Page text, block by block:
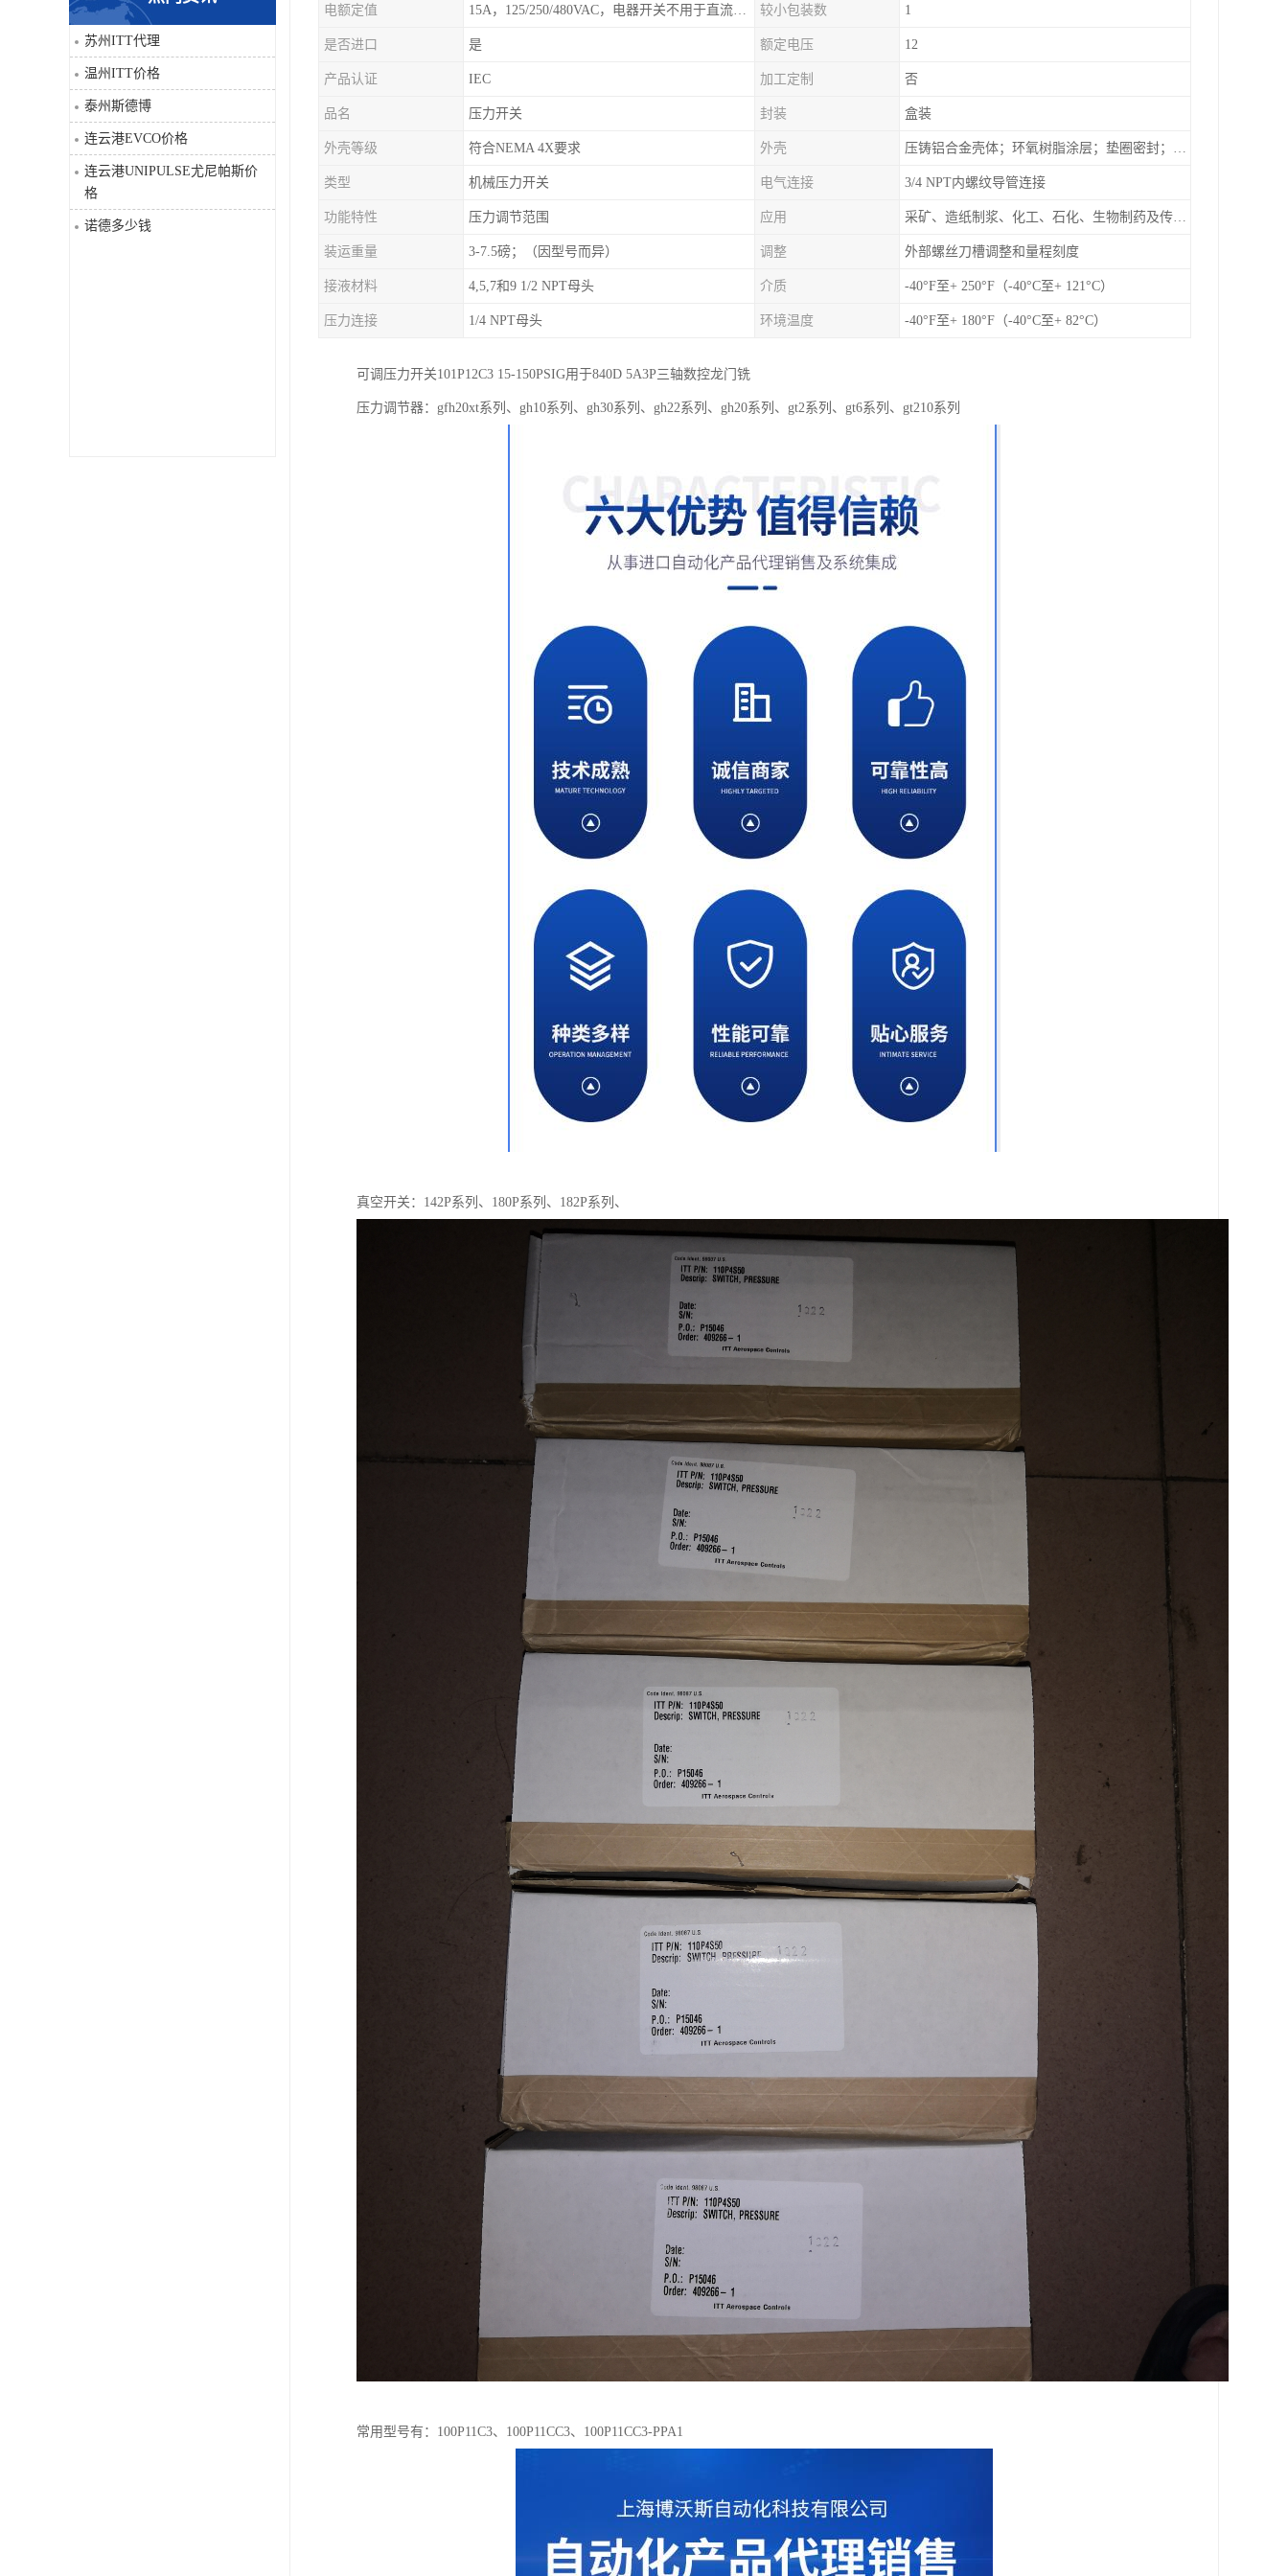
科比
三菱
DRPAG
苏州ITT代理
温州ITT价格
泰州斯德博
连云港EVCO价格
连云港UNIPULSE尤尼帕斯价
格
诺德多少钱
电额定值 15A，125/250/480VAC，电器开关不用于直流电源形式 较小包装数 1
是否进口 是 额定电压 12
产品认证 IEC 加工定制 否
品名 压力开关 封装 盒装
外壳等级 符合NEMA 4X要求 外壳 压铸铝合金壳体；环氧树脂涂层；垫圈密封；卡紧螺丝
类型 机械压力开关 电气连接 3/4 NPT内螺纹导管连接
功能特性 压力调节范围 应用 采矿、造纸制浆、化工、石化、生物制药及传统工业应用领域
装运重量 3-7.5磅；（因型号而异） 调整 外部螺丝刀槽调整和量程刻度
接液材料 4,5,7和9 1/2 NPT母头 介质 -40°F至+ 250°F（-40°C至+ 121°C）
压力连接 1/4 NPT母头 环境温度 -40°F至+ 180°F（-40°C至+ 82°C）
可调压力开关101P12C3 15-150PSIG用于840D 5A3P三轴数控龙门铣
压力调节器：gfh20xt系列、gh10系列、gh30系列、gh22系列、gh20系列、gt2系列、gt6系列、gt210系列
真空开关：142P系列、180P系列、182P系列、
常用型号有：100P11C3、100P11CC3、100P11CC3-PPA1